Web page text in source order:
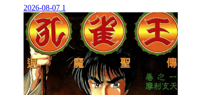
2026-08-07 1